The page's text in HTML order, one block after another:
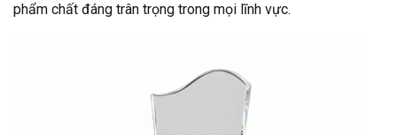
phẩm chất đáng trân trọng trong mọi lĩnh vực.